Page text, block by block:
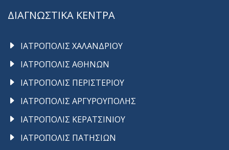
ΔΙΑΓΝΩΣΤΙΚΑ ΚΕΝΤΡΑ
ΙΑΤΡΟΠΟΛΙΣ ΧΑΛΑΝΔΡΙΟΥ
ΙΑΤΡΟΠΟΛΙΣ ΑΘΗΝΩΝ
ΙΑΤΡΟΠΟΛΙΣ ΠΕΡΙΣΤΕΡΙΟΥ
ΙΑΤΡΟΠΟΛΙΣ ΑΡΓΥΡΟΥΠΟΛΗΣ
ΙΑΤΡΟΠΟΛΙΣ ΚΕΡΑΤΣΙΝΙΟΥ
ΙΑΤΡΟΠΟΛΙΣ ΠΑΤΗΣΙΩΝ